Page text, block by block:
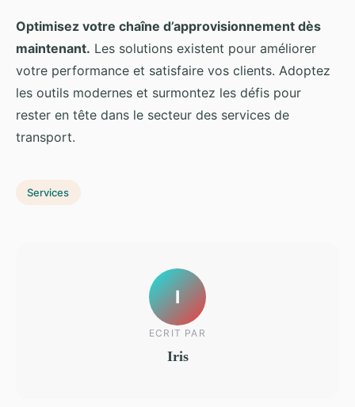
Optimisez votre chaîne d’approvisionnement dès
maintenant. Les solutions existent pour améliorer
votre performance et satisfaire vos clients. Adoptez
les outils modernes et surmontez les défis pour
rester en tête dans le secteur des services de
transport.
Services
I
ECRIT PAR
Iris